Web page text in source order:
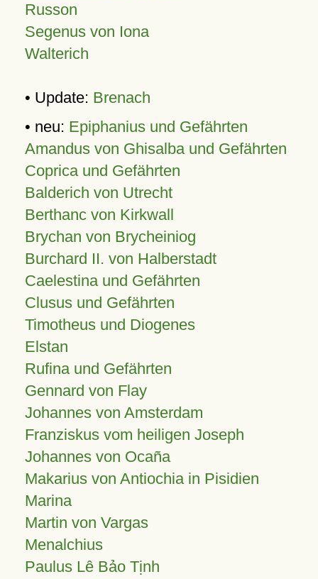
Russon
Segenus von Iona
Walterich
• Update: Brenach
• neu: Epiphanius und Gefährten
Amandus von Ghisalba und Gefährten
Coprica und Gefährten
Balderich von Utrecht
Berthanc von Kirkwall
Brychan von Brycheiniog
Burchard II. von Halberstadt
Caelestina und Gefährten
Clusus und Gefährten
Timotheus und Diogenes
Elstan
Rufina und Gefährten
Gennard von Flay
Johannes von Amsterdam
Franziskus vom heiligen Joseph
Johannes von Ocaña
Makarius von Antiochia in Pisidien
Marina
Martin von Vargas
Menalchius
Paulus Lê Bảo Tịnh